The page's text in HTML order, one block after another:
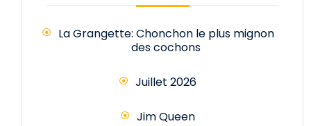
La Grangette: Chonchon le plus mignon
des cochons
Juillet 2026
Jim Queen